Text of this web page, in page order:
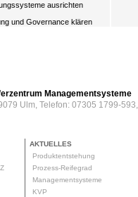
ausrichten
und Governance klären
Managementsysteme
Ulm, Telefon: 07305 1799-
AKTUELLES
Produktentstehung
Prozess-Reifegrad
Managementsysteme
KVP